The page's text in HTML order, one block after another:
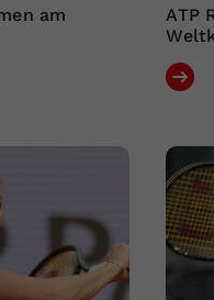
am
ATP